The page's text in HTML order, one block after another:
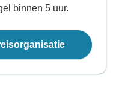
binnen 5 uur.